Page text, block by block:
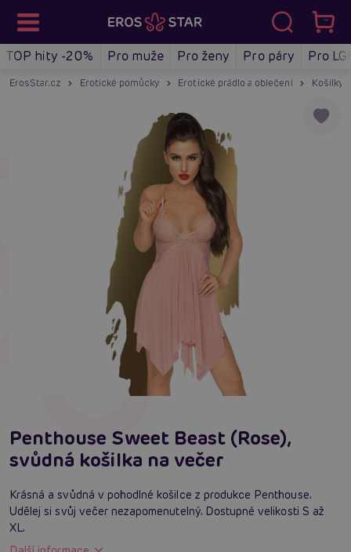
TOP hity -20% Pro muže Pro ženy Pro páry Pro
ErosStar.cz Erotické pomůcky Erotické prádlo a oblečení Košilky
Penthouse Sweet Beast (Rose),
svůdná košilka na večer
Krásná a svůdná v pohodlné košilce z produkce Penthouse.
Udělej si svůj večer nezapomenutelný. Dostupné velikosti S až
XL.